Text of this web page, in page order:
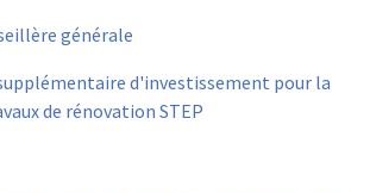
générale
d'investissement pour la
de rénovation STEP